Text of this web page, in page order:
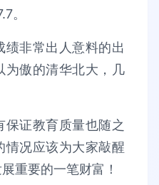
。
非常出人意料的出
为傲的清华北大，几
证教育质量也随之
情况应该为大家敲醒
重要的一笔财富！